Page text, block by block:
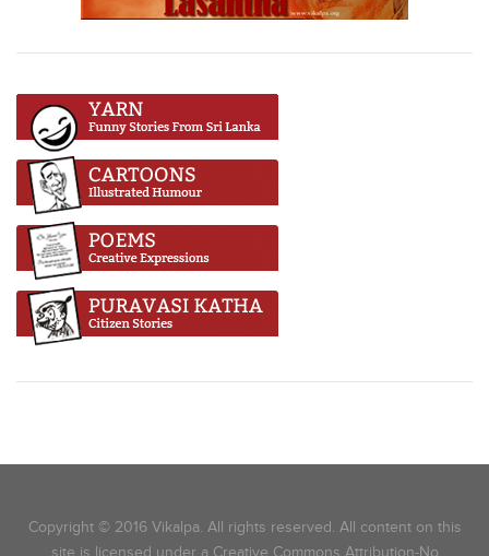
Copyright © 2016 Vikalpa. All rights reserved. All content on this
site is licensed under a Creative Commons Attribution-No